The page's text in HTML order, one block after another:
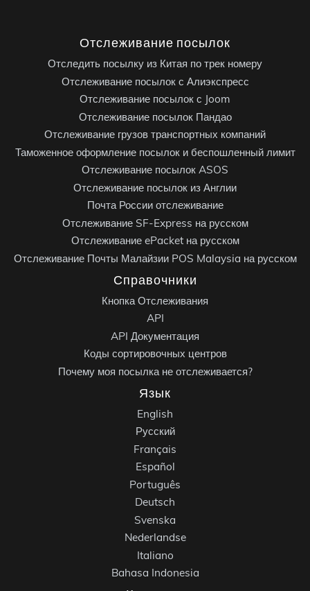
Отслеживание посылок
Отследить посылку из Китая по трек номеру
Отслеживание посылок с Алиэкспресс
Отслеживание посылок с Joom
Отслеживание посылок Пандао
Отслеживание грузов транспортных компаний
Таможенное оформление посылок и беспошленный лимит
Отслеживание посылок ASOS
Отслеживание посылок из Англии
Почта России отслеживание
Отслеживание SF-Express на русском
Отслеживание ePacket на русском
Отслеживание Почты Малайзии POS Malaysia на русском
Справочники
Кнопка Отслеживания
API
API Документация
Коды сортировочных центров
Почему моя посылка не отслеживается?
Язык
English
Русский
Français
Español
Português
Deutsch
Svenska
Nederlandse
Italiano
Bahasa Indonesia